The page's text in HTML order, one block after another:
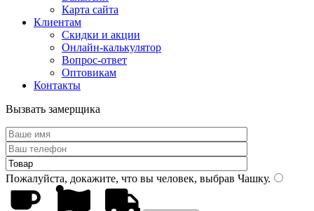
Карта сайта
Клиентам
Скидки и акции
Онлайн-калькулятор
Вопрос-ответ
Оптовикам
Контакты
Вызвать замерщика
Пожалуйста, докажите, что вы человек, выбрав Чашку.